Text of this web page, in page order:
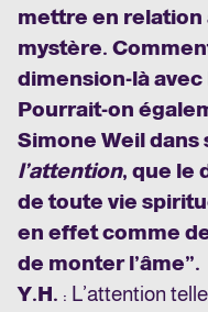
mettre en relation
mystère.
dimension-là
Pourrait-on
Simone Weil
l’attention, que le
de toute vie
en effet comme
de monter l’âme”.
Y.H. : L’attention